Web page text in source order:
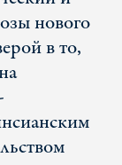
нового
в то,